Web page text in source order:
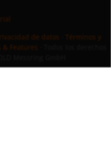
de datos
Términos y
& Features